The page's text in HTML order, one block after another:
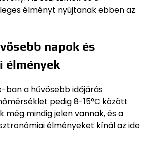
élményt nyújtanak ebben az
napok és
élmények
ban a hűvösebb időjárás
pedig 8-15°C között
még mindig jelen vannak, és a
élményeket kínál az ide